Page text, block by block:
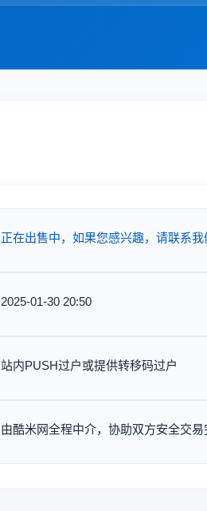
正在出售中，如果您感兴趣，请联系我
2025-01-30 20:50
站内PUSH过户或提供转移码过户
由酷米网全程中介，协助双方安全交易